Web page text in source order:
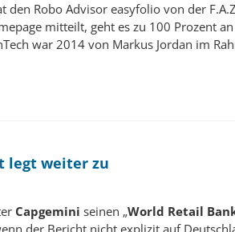
den Robo Advisor easyfolio von der
mitteilt, geht es zu 100 Prozent
war 2014 von Markus Jordan im
legt weiter zu
Capgemini seinen „World Retail
der Bericht nicht explizit auf